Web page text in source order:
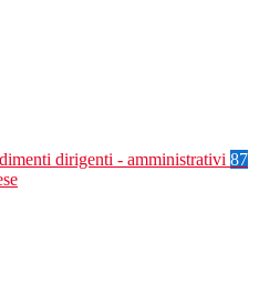
dirigenti - amministrativi 87